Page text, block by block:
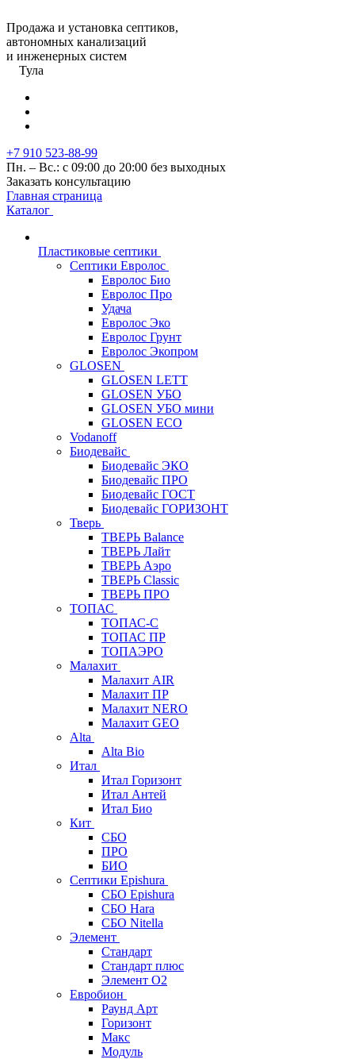
Продажа и установка септиков,
автономных канализаций
и инженерных систем
Тула
+7 910 523-88-99
Пн. – Вс.: с 09:00 до 20:00 без выходных
Заказать консультацию
Главная страница
Каталог
Пластиковые септики
Септики Евролос
Евролос Био
Евролос Про
Удача
Евролос Эко
Евролос Грунт
Евролос Экопром
GLOSEN
GLOSEN LETT
GLOSEN УБО
GLOSEN УБО мини
GLOSEN ECO
Vodanoff
Биодевайс
Биодевайс ЭКО
Биодевайс ПРО
Биодевайс ГОСТ
Биодевайс ГОРИЗОНТ
Тверь
ТВЕРЬ Balance
ТВЕРЬ Лайт
ТВЕРЬ Аэро
ТВЕРЬ Classic
ТВЕРЬ ПРО
ТОПАС
ТОПАС-С
ТОПАС ПР
ТОПАЭРО
Малахит
Малахит AIR
Малахит ПР
Малахит NERO
Малахит GEO
Alta
Alta Bio
Итал
Итал Горизонт
Итал Антей
Итал Био
Кит
СБО
ПРО
БИО
Септики Epishura
СБО Epishura
СБО Hara
СБО Nitella
Элемент
Стандарт
Стандарт плюс
Элемент О2
Евробион
Раунд Арт
Горизонт
Макс
Модуль